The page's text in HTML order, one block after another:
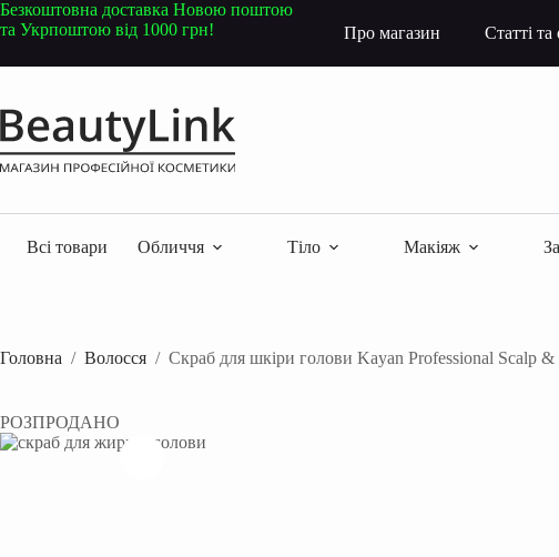
Перейти
до
Безкоштовна доставка Новою поштою
та Укрпоштою від 1000 грн!
Про магазин Статті
Всі товари Обличчя Тіло Макіяж
Головна / Волосся / Скраб для шкіри голови Kayan Professional Scalp
РОЗПРОДАНО